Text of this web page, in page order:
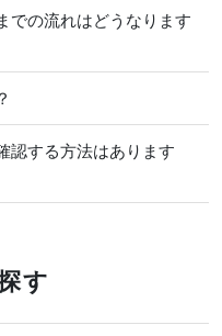
の流れはどうなります
する方法はあります
す